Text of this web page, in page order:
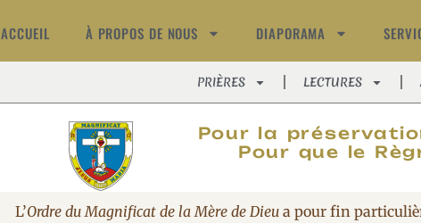
ACCUEIL À PROPOS DE NOUS DIAPORAMA
PRIÈRES LECTURES
Pour la
Pour que le
L’Ordre du Magnificat de la Mère de Dieu a pour fin